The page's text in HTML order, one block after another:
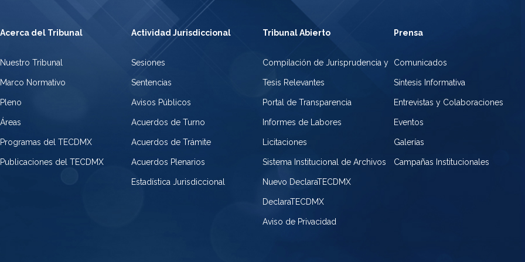
Acerca del Tribunal
Nuestro Tribunal
Marco Normativo
Pleno
Áreas
Programas del TECDMX
Publicaciones del TECDMX
Actividad Jurisdiccional
Sesiones
Sentencias
Avisos Públicos
Acuerdos de Turno
Acuerdos de Trámite
Acuerdos Plenarios
Estadística Jurisdiccional
Tribunal Abierto
Compilación de Jurisprudencia y
Tesis Relevantes
Portal de Transparencia
Informes de Labores
Licitaciones
Sistema Institucional de Archivos
Nuevo DeclaraTECDMX
DeclaraTECDMX
Aviso de Privacidad
Prensa
Comunicados
Síntesis Informativa
Entrevistas y Colaboraciones
Eventos
Galerías
Campañas Institucionales